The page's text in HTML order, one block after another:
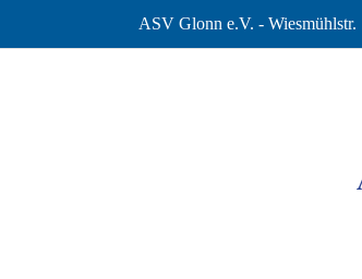
Inhalt
ASV Glonn e.V. - Wiesmühlstr.